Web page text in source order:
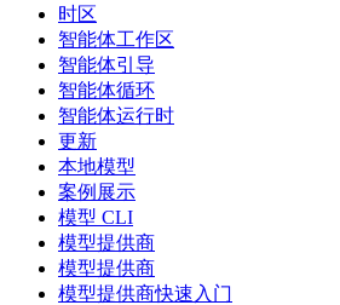
时区
智能体工作区
智能体引导
智能体循环
智能体运行时
更新
本地模型
案例展示
模型 CLI
模型提供商
模型提供商
模型提供商快速入门